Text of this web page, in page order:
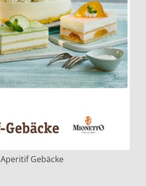
Aperitif Gebäcke